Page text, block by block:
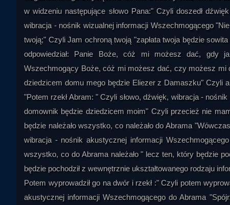
w widzeniu następujące słowo Pana:" Czyli doszedł
wibracja - nośnik wizualnej informacji Wszechmogącego
twoją;" Czyli Jam ochroną twoją "zapłata twoja będzie
odpowiedział: Panie Boże, cóż mi możesz dać, gdy
Wszechmogący Boże, cóż mi możesz dać, czy możesz
dziedzicem domu mego będzie Eliezer z Damaszku" Czyli
"Potem rzekł Abram: " Czyli słowo, dźwięk, wibracja -
domownik będzie dziedzicem moim" Czyli przecież nie
będzie należało wszystko, co należało do Abrama
wibracja - nośnik akustycznej informacji
wszystko, co do Abrama należało " lecz ten, który będzie
będzie pochodził z wewnętrznie ukształtowanego rodzaju
Potem wyprowadził go na dwór i rzekł :" Czyli potem
akustycznej informacji Wszechmogącego do Abrama